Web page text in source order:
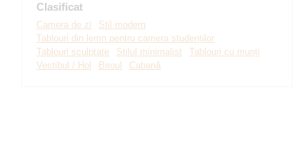
Clasificat
Camera de zi
Stil modern
Tablouri din lemn pentru camera studenților
Tablouri sculptate
Stilul minimalist
Tablouri cu munți
Vestibul / Hol
Biroul Cabană